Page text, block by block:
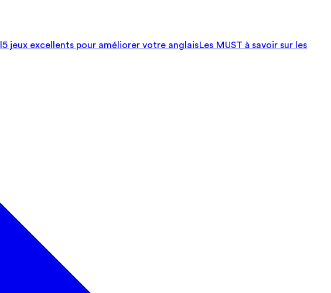
5 jeux excellents pour améliorer votre anglaisLes MUST à savoir sur les